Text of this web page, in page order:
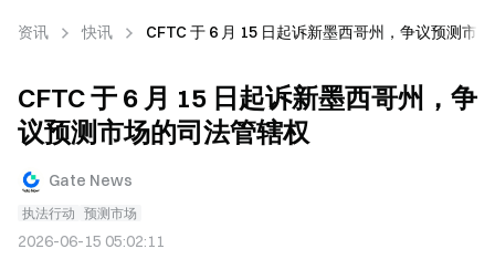
资讯 快讯 CFTC 于 6 月 15 日起诉新墨西哥州，争议预测市
CFTC 于 6 月 15 日起诉新墨西哥州，争
议预测市场的司法管辖权
Gate News
执法行动 预测市场
2026-06-15 05:02:11